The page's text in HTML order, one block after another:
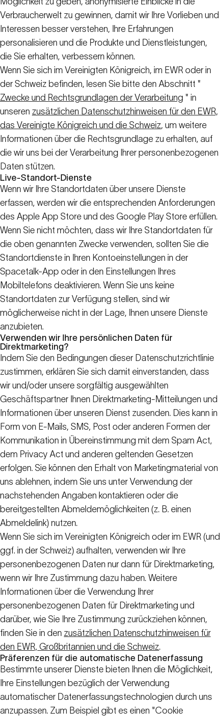
Verbraucherwelt zu gewinnen, damit wir Ihre Vorlieben und
Interessen besser verstehen, Ihre Erfahrungen
personalisieren und die Produkte und Dienstleistungen,
die Sie erhalten, verbessern können.
Wenn Sie sich im Vereinigten Königreich, im EWR oder in
der Schweiz befinden, lesen Sie bitte den Abschnitt "
Zwecke und Rechtsgrundlagen der Verarbeitung " in
unseren zusätzlichen Datenschutzhinweisen für den EWR,
das Vereinigte Königreich und die Schweiz, um weitere
Informationen über die Rechtsgrundlage zu erhalten, auf
die wir uns bei der Verarbeitung Ihrer personenbezogenen
Daten stützen.
Live-Standort-Dienste
Wenn wir Ihre Standortdaten über unsere Dienste
erfassen, werden wir die entsprechenden Anforderungen
des Apple App Store und des Google Play Store erfüllen.
Wenn Sie nicht möchten, dass wir Ihre Standortdaten für
die oben genannten Zwecke verwenden, sollten Sie die
Standortdienste in Ihren Kontoeinstellungen in der
Spacetalk-App oder in den Einstellungen Ihres
Mobiltelefons deaktivieren. Wenn Sie uns keine
Standortdaten zur Verfügung stellen, sind wir
möglicherweise nicht in der Lage, Ihnen unsere Dienste
anzubieten.
Verwenden wir Ihre persönlichen Daten für
Direktmarketing?
Indem Sie den Bedingungen dieser Datenschutzrichtlinie
zustimmen, erklären Sie sich damit einverstanden, dass
wir und/oder unsere sorgfältig ausgewählten
Geschäftspartner Ihnen Direktmarketing-Mitteilungen und
Informationen über unseren Dienst zusenden. Dies kann in
Form von E-Mails, SMS, Post oder anderen Formen der
Kommunikation in Übereinstimmung mit dem Spam Act,
dem Privacy Act und anderen geltenden Gesetzen
erfolgen. Sie können den Erhalt von Marketingmaterial von
uns ablehnen, indem Sie uns unter Verwendung der
nachstehenden Angaben kontaktieren oder die
bereitgestellten Abmeldemöglichkeiten (z. B. einen
Abmeldelink) nutzen.
Wenn Sie sich im Vereinigten Königreich oder im EWR (und
ggf. in der Schweiz) aufhalten, verwenden wir Ihre
personenbezogenen Daten nur dann für Direktmarketing,
wenn wir Ihre Zustimmung dazu haben. Weitere
Informationen über die Verwendung Ihrer
personenbezogenen Daten für Direktmarketing und
darüber, wie Sie Ihre Zustimmung zurückziehen können,
finden Sie in den zusätzlichen Datenschutzhinweisen für
den EWR, Großbritannien und die Schweiz.
Präferenzen für die automatische Datenerfassung
Bestimmte unserer Dienste bieten Ihnen die Möglichkeit,
Ihre Einstellungen bezüglich der Verwendung
automatischer Datenerfassungstechnologien durch uns
anzupassen. Zum Beispiel gibt es einen "Cookie